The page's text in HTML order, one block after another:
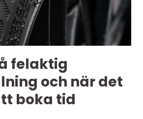
felaktig
och när det
boka tid